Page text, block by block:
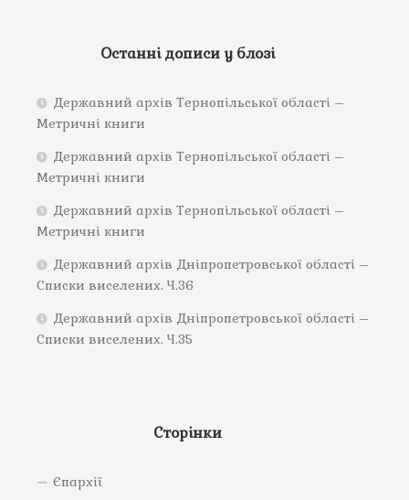
Останні дописи у блозі
Державний архів Тернопільської області –
Метричні книги
Державний архів Тернопільської області –
Метричні книги
Державний архів Тернопільської області –
Метричні книги
Державний архів Дніпропетровської області –
Списки виселених. Ч.36
Державний архів Дніпропетровської області –
Списки виселених. Ч.35
Сторінки
Єпархії